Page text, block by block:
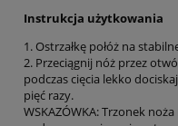
Instrukcja użytkowania
1. Ostrzałkę połóż na
2. Przeciągnij nóż przez
podczas cięcia lekko
pięć razy.
WSKAZÓWKA: Trzonek